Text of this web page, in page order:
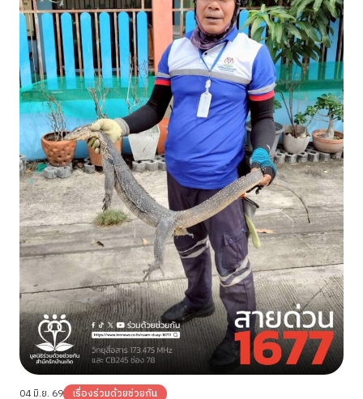
04 มิ.ย. 69 เรื่องร่วมด้วยช่วยกัน